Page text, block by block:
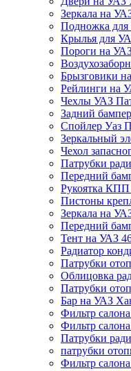
Зеркала на
Подножка для
Крылья для
Пороги на
Брызговики
Рейлинги на
Чехлы УАЗ
Задний
Спойлер Уаз
Зеркальный
Чехол
Патрубки
Передний
Рукоятка
Пистоны
Зеркала на
Передний
Тент на УАЗ
Радиатор
Патрубки
Облицовка
Патрубки
Бар на УАЗ
Фильтр
Фильтр
Патрубки
патрубки
Фильтр